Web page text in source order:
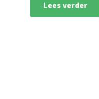
Lees verder